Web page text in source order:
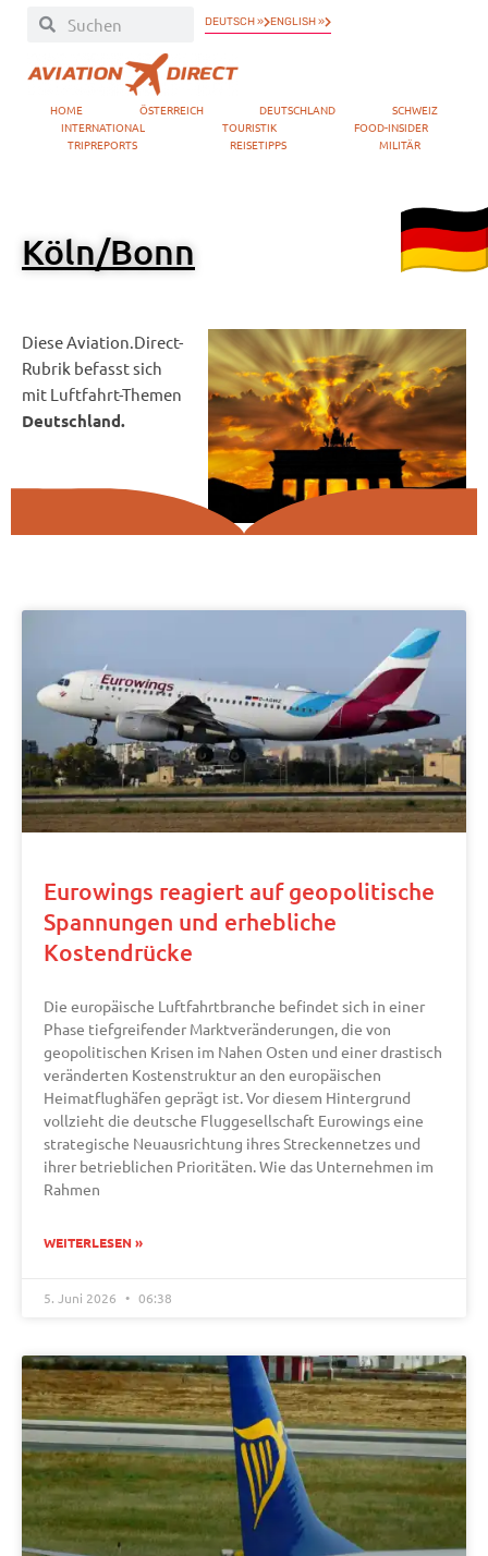
DEUTSCH » ENGLISH »
HOME ÖSTERREICH DEUTSCHLAND
SCHWEIZ
INTERNATIONAL
TOURISTIK
FOOD-INSIDER
TRIPREPORTS
REISETIPPS MILITÄR
Köln/Bonn
Diese Aviation.Direct-
Rubrik befasst sich
mit Luftfahrt-Themen
Deutschland.
Eurowings reagiert auf geopolitische
Spannungen und erhebliche
Kostendrücke
Die europäische Luftfahrtbranche befindet sich in einer
Phase tiefgreifender Marktveränderungen, die von
geopolitischen Krisen im Nahen Osten und einer drastisch
veränderten Kostenstruktur an den europäischen
Heimatflughäfen geprägt ist. Vor diesem Hintergrund
vollzieht die deutsche Fluggesellschaft Eurowings eine
strategische Neuausrichtung ihres Streckennetzes und
ihrer betrieblichen Prioritäten. Wie das Unternehmen im
Rahmen
WEITERLESEN »
5. Juni 2026 06:38